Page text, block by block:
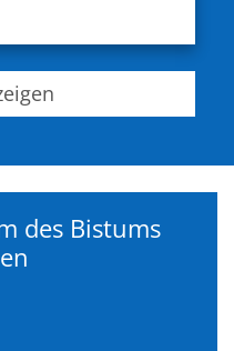
des Bistums